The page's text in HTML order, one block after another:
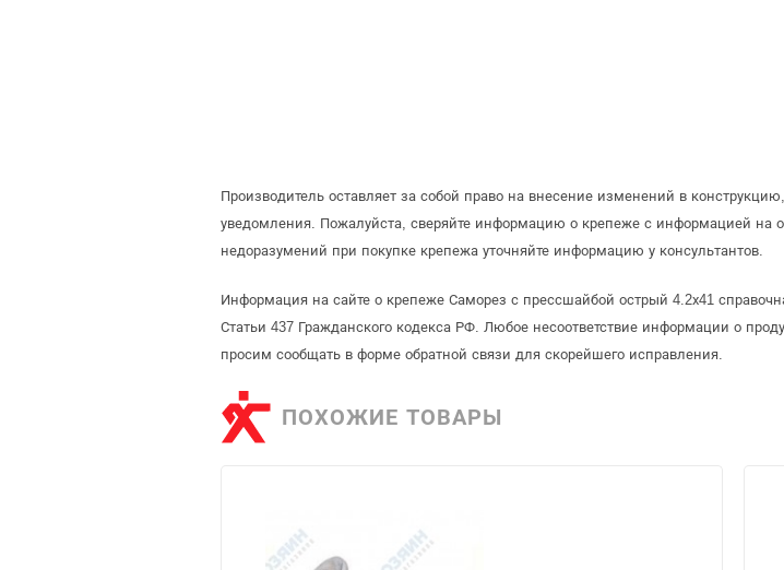
Производитель оставляет за собой право на внесение изменений в
уведомления. Пожалуйста, сверяйте информацию о крепеже с информацией на
недоразумений при покупке крепежа уточняйте информацию у консультантов.
Информация на сайте о крепеже Саморез с прессшайбой острый 4.2х41
Статьи 437 Гражданского кодекса РФ. Любое несоответствие информации о
просим сообщать в форме обратной связи для скорейшего исправления.
ПОХОЖИЕ ТОВАРЫ